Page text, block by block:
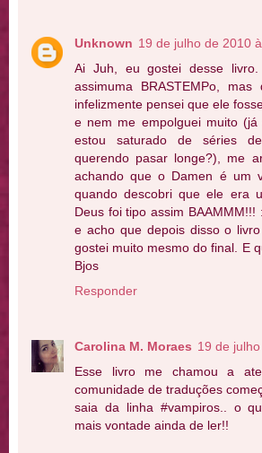
Unknown 19 de julho de 2010
Ai Juh, eu gostei desse
assimuma BRASTEMPo,
infelizmente pensei que ele
e nem me empolguei muito
estou saturado de séries
querendo pasar longe?), me
achando que o Damen é um
quando descobri que ele era
Deus foi tipo assim BAAMMM!!!
e acho que depois disso o livro
gostei muito mesmo do final. E
Bjos
Responder
Carolina M. Moraes 19 de
Esse livro me chamou a
comunidade de traduções
saia da linha #vampiros.. o
mais vontade ainda de ler!!